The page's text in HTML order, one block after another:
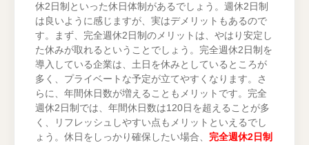
休2日制といった休日体制があるでしょう。週休2日制
は良いように感じますが、実はデメリットもあるので
す。まず、完全週休2日制のメリットは、やはり安定し
た休みが取れるということでしょう。完全週休2日制を
導入している企業は、土日を休みとしているところが
多く、プライベートな予定が立てやすくなります。さ
らに、年間休日数が増えることもメリットです。完全
週休2日制では、年間休日数は120日を超えることが多
く、リフレッシュしやすい点もメリットといえるでし
ょう。休日をしっかり確保したい場合、 完全週休2日制